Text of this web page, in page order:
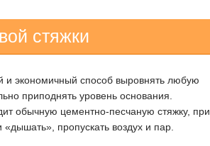
стяжки
и экономичный способ выровнять любую
приподнять уровень основания.
обычную цементно-песчаную стяжку, при
пропускать воздух и пар.